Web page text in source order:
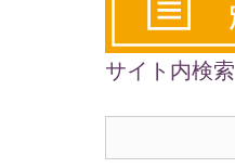
サイト内検索